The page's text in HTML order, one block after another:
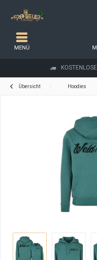
MENÜ
Übersicht Hoodies